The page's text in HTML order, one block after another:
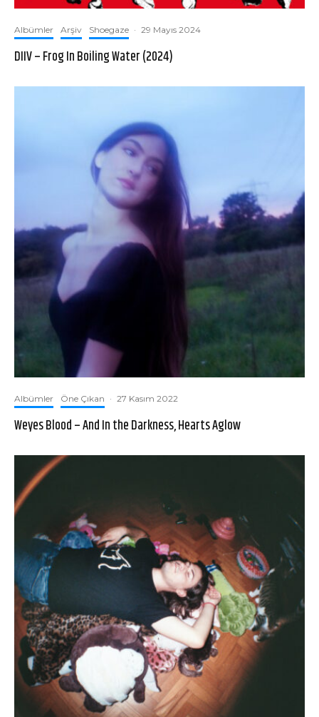
Albümler Arşiv Shoegaze · 29 Mayıs 2024
DIIV – Frog In Boiling Water (2024)
Albümler Öne Çıkan · 27 Kasım 2022
Weyes Blood – And In the Darkness, Hearts Aglow